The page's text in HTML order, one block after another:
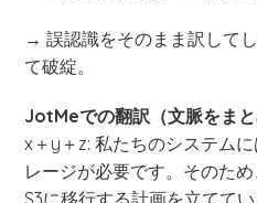
→ 誤認識をそのまま訳して
て破綻。
JotMeでの翻訳（文脈をまと
x＋y＋z: 私たちのシステム
レージが必要です。そのた